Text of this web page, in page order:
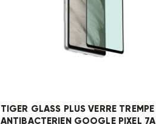
TIGER GLASS PLUS VERRE TREMPE
ANTIBACTERIEN GOOGLE PIXEL 7A